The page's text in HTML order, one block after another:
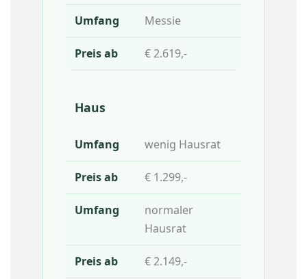
Messie
€ 2.619,-
Haus
wenig Hausrat
€ 1.299,-
normaler
Hausrat
€ 2.149,-